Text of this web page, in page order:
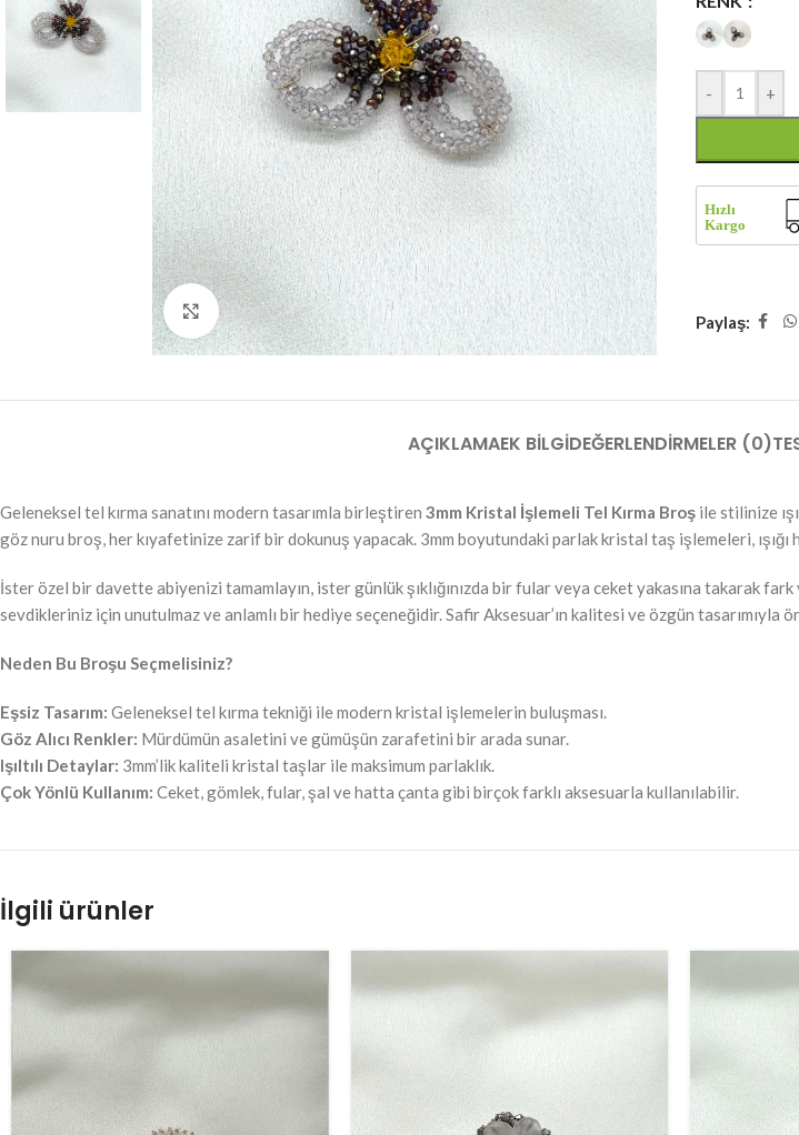
Click to enlarge
- +
Paylaş:
AÇIKLAMAEK BILGIDEĞERLENDIRMELER (0)
Geleneksel tel kırma sanatını modern tasarımla birleştiren 3mm Kristal İşlemeli Tel Kırma Broş ile stilinize
göz nuru broş, her kıyafetinize zarif bir dokunuş yapacak. 3mm boyutundaki parlak kristal taş işlemeleri, ışığı
İster özel bir davette abiyenizi tamamlayın, ister günlük şıklığınızda bir fular veya ceket yakasına takarak
sevdikleriniz için unutulmaz ve anlamlı bir hediye seçeneğidir. Safir Aksesuar’ın kalitesi ve özgün tasarımıyla
Neden Bu Broşu Seçmelisiniz?
Eşsiz Tasarım: Geleneksel tel kırma tekniği ile modern kristal işlemelerin buluşması.
Göz Alıcı Renkler: Mürdümün asaletini ve gümüşün zarafetini bir arada sunar.
Işıltılı Detaylar: 3mm’lik kaliteli kristal taşlar ile maksimum parlaklık.
Çok Yönlü Kullanım: Ceket, gömlek, fular, şal ve hatta çanta gibi birçok farklı aksesuarla kullanılabilir.
İlgili ürünler